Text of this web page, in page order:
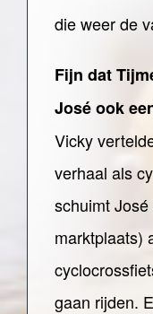
die weer de
Fijn dat
José ook
Vicky
verhaal als
schuimt
marktplaats)
gaan rijden.